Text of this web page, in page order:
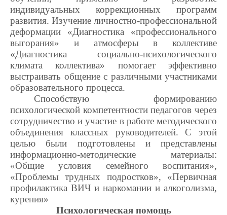
индивидуальных коррекционных программ
развития. Изучение личностно-профессиональной
деформации «Диагностика «профессионального
выгорания» и атмосферы в коллективе
«Диагностика социально-психологического
климата коллектива» помогает эффективно
выстраивать общение с различными участниками
образовательного процесса.
Способствую формированию
психологической компетентности педагогов через
сотрудничество и участие в работе методического
объединения классных руководителей. С этой
целью были подготовлены и представлены
информационно-методические материалы:
«Общие условия семейного воспитания»,
«Проблемы трудных подростков», «Первичная
профилактика ВИЧ и наркомании и алкоголизма,
курения»
Психологическая помощь